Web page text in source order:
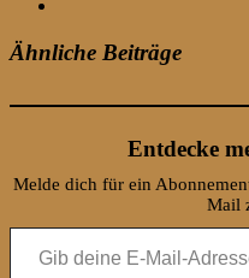
Ähnliche Beiträge
Entdecke
Melde dich für ein
Mail
Gib deine E-Mail-Adresse ein ...